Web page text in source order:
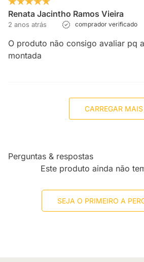
Renata Jacintho Ramos Vieira
2 anos atrás comprador verificado
O produto não consigo avaliar pq
montada
CARREGAR MAIS
Perguntas & respostas
Este produto ainda não
SEJA O PRIMEIRO A